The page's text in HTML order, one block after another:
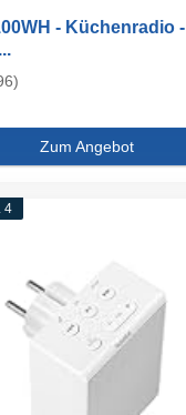
- Küchenradio -
Zum Angebot
4